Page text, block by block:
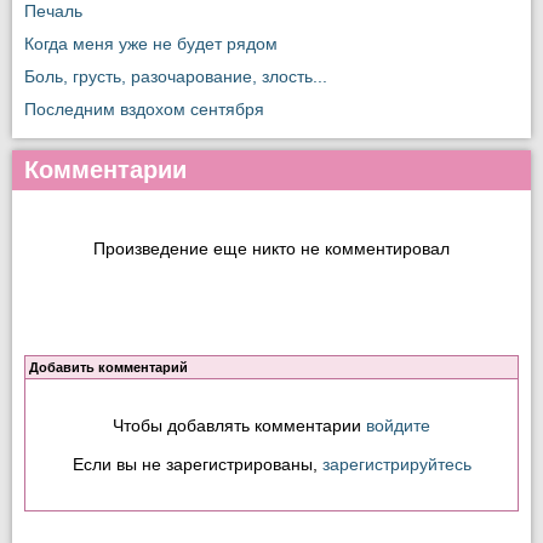
Печаль
Когда меня уже не будет рядом
Боль, грусть, разочарование, злость...
Последним вздохом сентября
Комментарии
Произведение еще никто не комментировал
Добавить комментарий
Чтобы добавлять комментарии войдите
Если вы не зарегистрированы, зарегистрируйтесь